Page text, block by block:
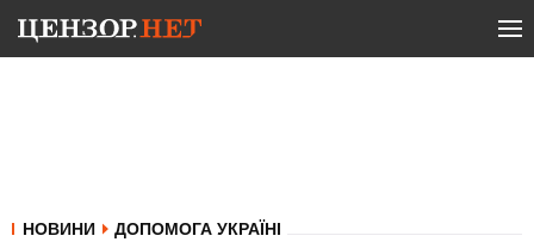
НОВИНИ ДОПОМОГА УКРАЇНІ